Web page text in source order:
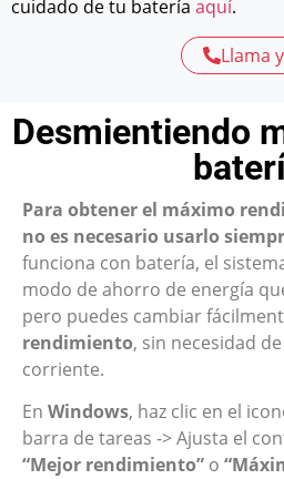
cuidado de tu batería aquí.
Llama
Desmientiendo
Para obtener el máximo
no es necesario usarlo
funciona con batería, el
modo de ahorro de energía
pero puedes cambiar
rendimiento, sin necesidad
corriente.
En Windows, haz clic en el
barra de tareas -> Ajusta el
“Mejor rendimiento” o